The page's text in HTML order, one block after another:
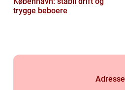
trygge beboere
Adresse